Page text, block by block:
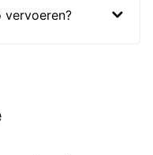
vervoeren?